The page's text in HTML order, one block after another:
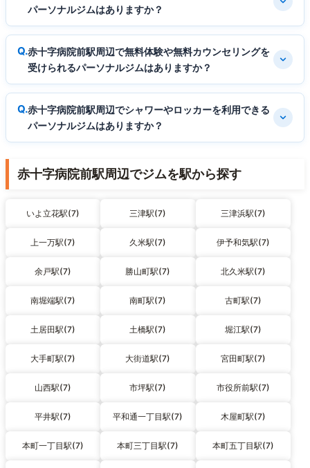
パーソナルジムはありますか？
赤十字病院前駅周辺で無料体験や無料カウンセリングを
受けられるパーソナルジムはありますか？
赤十字病院前駅周辺でシャワーやロッカーを利用できる
パーソナルジムはありますか？
赤十字病院前駅周辺でジムを駅から探す
いよ立花駅(7) 三津駅(7) 三津浜駅(7)
上一万駅(7) 久米駅(7) 伊予和気駅(7)
余戸駅(7) 勝山町駅(7) 北久米駅(7)
南堀端駅(7) 南町駅(7) 古町駅(7)
土居田駅(7) 土橋駅(7) 堀江駅(7)
大手町駅(7) 大街道駅(7) 宮田町駅(7)
山西駅(7) 市坪駅(7) 市役所前駅(7)
平井駅(7) 平和通一丁目駅(7) 木屋町駅(7)
本町一丁目駅(7) 本町三丁目駅(7) 本町五丁目駅(7)